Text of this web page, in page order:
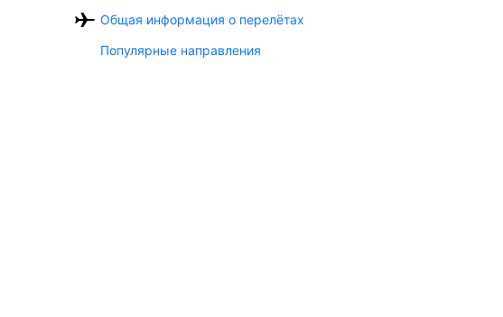
Общая информация о перелётах
Популярные направления